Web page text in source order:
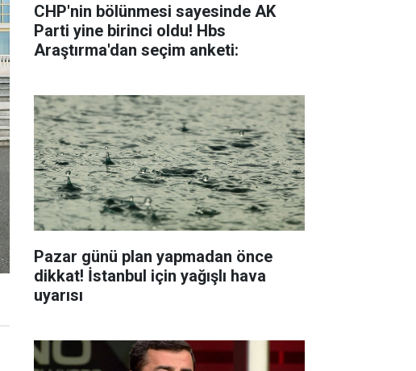
CHP'nin bölünmesi sayesinde AK
Parti yine birinci oldu! Hbs
Araştırma'dan seçim anketi:
Pazar günü plan yapmadan önce
dikkat! İstanbul için yağışlı hava
uyarısı